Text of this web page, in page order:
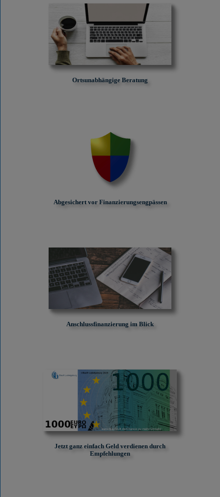
Ortsunabhängige Beratung
Abgesichert vor Finanzierungs­engpässen
Anschlussfinanzierung im Blick
Jetzt ganz einfach Geld verdienen durch
Empfehlungen